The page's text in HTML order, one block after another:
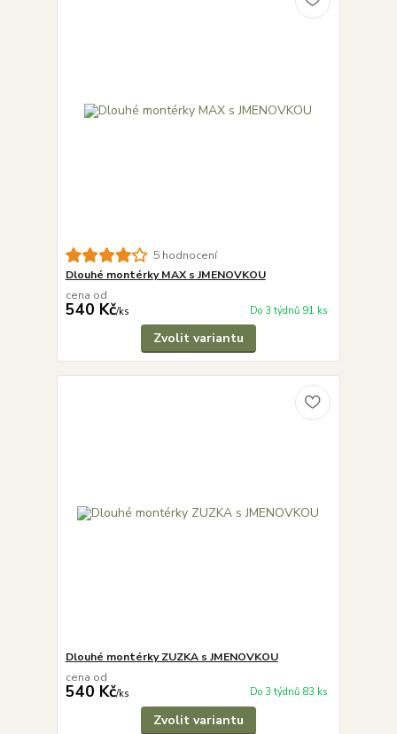
5 hodnocení
Dlouhé montérky MAX s JMENOVKOU
cena od
540 Kč/ks Do 3 týdnů 91 ks
Zvolit variantu
Dlouhé montérky ZUZKA s JMENOVKOU
cena od
540 Kč/ks Do 3 týdnů 83 ks
Zvolit variantu